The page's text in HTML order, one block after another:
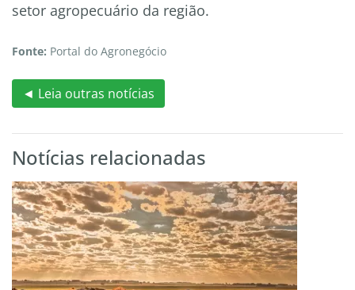
setor agropecuário da região.
Fonte: Portal do Agronegócio
◄ Leia outras notícias
Notícias relacionadas